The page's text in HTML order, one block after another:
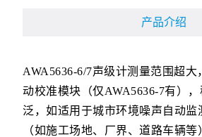
产品介绍
AWA5636-6/7声级计测量范围超大
动校准模块（仅AWA5636-7有）
泛，如适用于城市环境噪声自动监
（如施工场地、厂界、道路车辆